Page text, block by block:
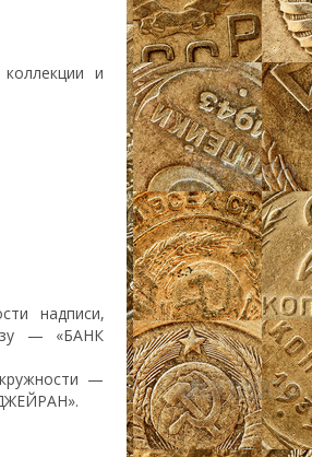
и
надписи,
— «БАНК
—